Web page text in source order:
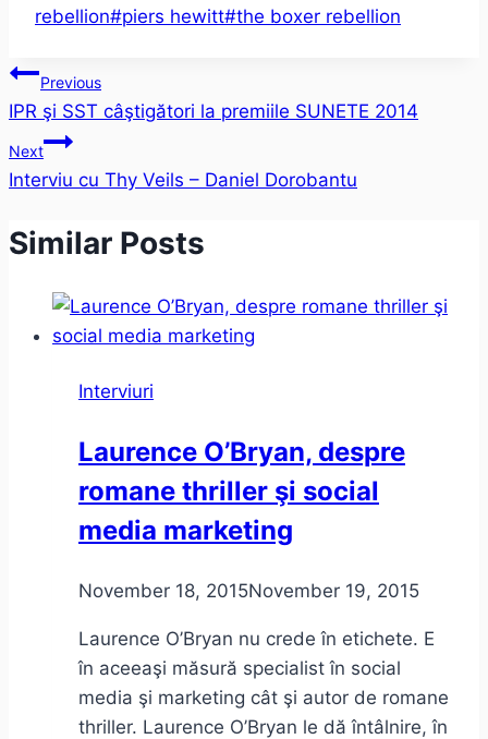
Tags:
rebellion#piers hewitt#the boxer rebellion
Post
navigation
Previous
IPR şi SST câştigători la premiile SUNETE 2014
Next
Interviu cu Thy Veils – Daniel Dorobantu
Similar Posts
Interviuri
Laurence O’Bryan, despre
romane thriller şi social
media marketing
November 18, 2015November 19, 2015
Laurence O’Bryan nu crede în etichete. E
în aceeaşi măsură specialist în social
media şi marketing cât şi autor de romane
thriller. Laurence O’Bryan le dă întâlnire, în